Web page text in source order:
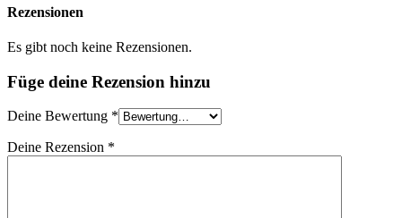
Rezensionen
Es gibt noch keine Rezensionen.
Füge deine Rezension hinzu
Deine Bewertung *
Deine Rezension *